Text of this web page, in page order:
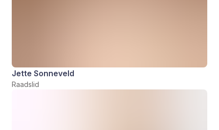
Jette Sonneveld
Raadslid